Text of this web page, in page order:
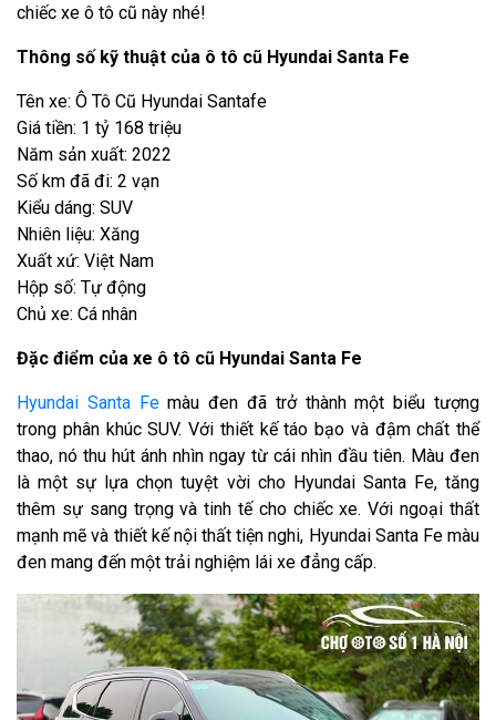
chiếc xe ô tô cũ này nhé!
Thông số kỹ thuật của ô tô cũ Hyundai Santa Fe
Tên xe: Ô Tô Cũ Hyundai Santafe
Giá tiền: 1 tỷ 168 triệu
Năm sản xuất: 2022
Số km đã đi: 2 vạn
Kiểu dáng: SUV
Nhiên liệu: Xăng
Xuất xứ: Việt Nam
Hộp số: Tự động
Chủ xe: Cá nhân
Đặc điểm của xe ô tô cũ Hyundai Santa Fe
Hyundai Santa Femàu đen đã trở thành một biểu tượng
trong phân khúc SUV. Với thiết kế táo bạo và đậm chất thể
thao, nó thu hút ánh nhìn ngay từ cái nhìn đầu tiên. Màu đen
là một sự lựa chọn tuyệt vời cho Hyundai Santa Fe, tăng
thêm sự sang trọng và tinh tế cho chiếc xe. Với ngoại thất
mạnh mẽ và thiết kế nội thất tiện nghi, Hyundai Santa Fe màu
đen mang đến một trải nghiệm lái xe đẳng cấp.